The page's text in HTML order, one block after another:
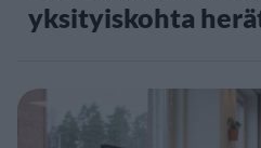
yksityiskohta